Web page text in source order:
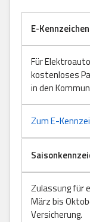
E-Kennzeichen
Für
kostenloses
in den
Zum E-
Zulassung für
März bis
Versicherung.